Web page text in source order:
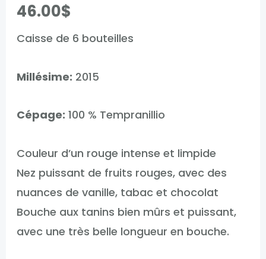
46.00$
Caisse de 6 bouteilles
Millésime: 2015
Cépage: 100 % Tempranillio
Couleur d’un rouge intense et limpide
Nez puissant de fruits rouges, avec des
nuances de vanille, tabac et chocolat
Bouche aux tanins bien mûrs et puissant,
avec une très belle longueur en bouche.